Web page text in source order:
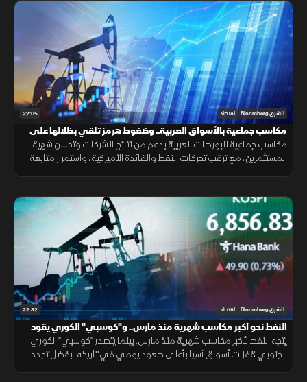
22:05 الشرق Bloomberg اقتصاد
مكاسب جماعية بالأسواق العربية.. وضغوط هرمز تلقي بظلالها على
الطاقة
مكاسب جماعية للبورصات العربية بدعم من نتائج الشركات وتحسن شهية
المستثمرين، مع ترقب تحركات النفط والفائدة الأميركية، واستمرار متابعة
22:32 الشرق Bloomberg اقتصاد
النفط نحو أكبر مكاسب شهرية منذ مارس.. و"كوسبي" الكوري يقود
مكاسب آسيا
يتجه النفط لأكبر مكاسب شهرية منذ مارس. بينما يتصدر "كوسبي" الكوري
الجنوبي قفزات أسواق آسيا بأعلى صعود يومي في تاريخه، بفضل تجدد